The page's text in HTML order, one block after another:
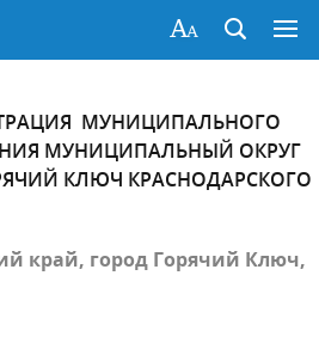
МУНИЦИПАЛЬНОГО
МУНИЦИПАЛЬНЫЙ ОКРУГ
КЛЮЧ КРАСНОДАРСКОГО
край, город Горячий Ключ,